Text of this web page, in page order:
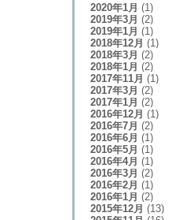
2020年1月 (1)
2019年3月 (2)
2019年1月 (1)
2018年12月 (1)
2018年3月 (2)
2018年1月 (2)
2017年11月 (1)
2017年3月 (2)
2017年1月 (2)
2016年12月 (1)
2016年7月 (2)
2016年6月 (1)
2016年5月 (1)
2016年4月 (1)
2016年3月 (2)
2016年2月 (1)
2016年1月 (2)
2015年12月 (13)